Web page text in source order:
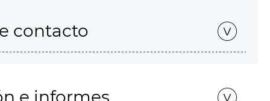
contacto
e informes